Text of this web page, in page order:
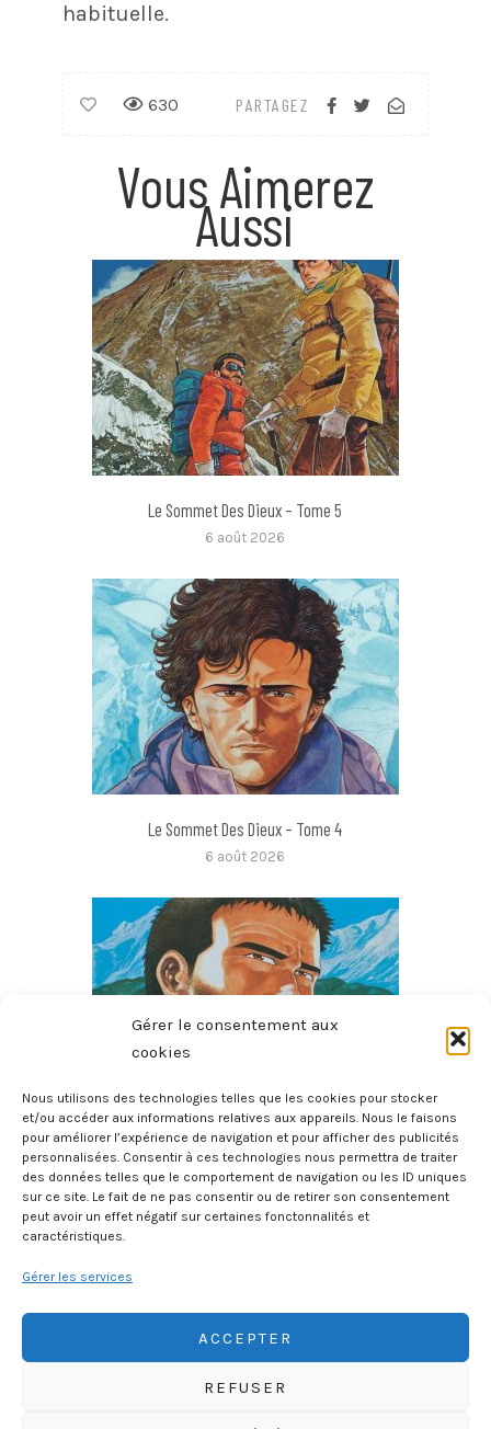
Gérer le consentement aux
cookies
Nous utilisons des technologies telles que les cookies pour stocker
et/ou accéder aux informations relatives aux appareils. Nous le faisons
pour améliorer l’expérience de navigation et pour afficher des publicités
personnalisées. Consentir à ces technologies nous permettra de traiter
des données telles que le comportement de navigation ou les ID uniques
sur ce site. Le fait de ne pas consentir ou de retirer son consentement
peut avoir un effet négatif sur certaines fonctonnalités et
caractéristiques.
Gérer les services
ACCEPTER
REFUSER
habituelle.
PARTAGEZ
630
Vous Aimerez
Aussi
Le Sommet Des Dieux – Tome 5
6 août 2026
Le Sommet Des Dieux – Tome 4
6 août 2026
Le Sommet Des Dieux – Tome 3
6 août 2026